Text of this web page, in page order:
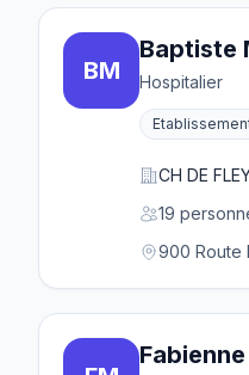
BM
Baptiste
Hospitalier
CH DE
19
900 Route